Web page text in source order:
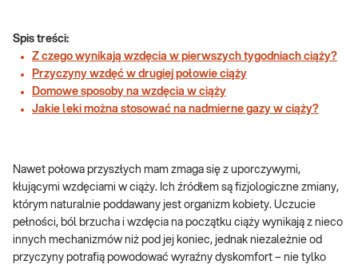
Spis treści:
Z czego wynikają wzdęcia w pierwszych tygodniach ciąży?
Przyczyny wzdęć w drugiej połowie ciąży
Domowe sposoby na wzdęcia w ciąży
Jakie leki można stosować na nadmierne gazy w ciąży?
Nawet połowa przyszłych mam zmaga się z uporczywymi,
kłującymi wzdęciami w ciąży. Ich źródłem są fizjologiczne zmiany,
którym naturalnie poddawany jest organizm kobiety. Uczucie
pełności, ból brzucha i wzdęcia na początku ciąży wynikają z nieco
innych mechanizmów niż pod jej koniec, jednak niezależnie od
przyczyny potrafią powodować wyraźny dyskomfort – nie tylko